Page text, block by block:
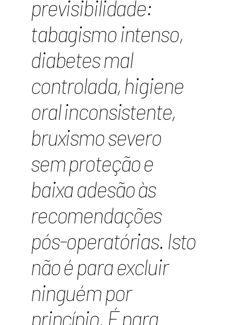
previsibilidade:
tabagismo intenso,
diabetes mal
controlada, higiene
oral inconsistente,
bruxismo severo
sem proteção e
baixa adesão às
recomendações
pós-operatórias. Isto
não é para excluir
ninguém por
princípio. É para